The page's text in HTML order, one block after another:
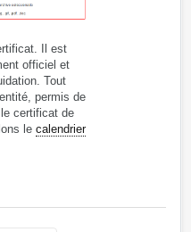
Il est
officiel et
Tout
permis de
certificat de
le calendrier